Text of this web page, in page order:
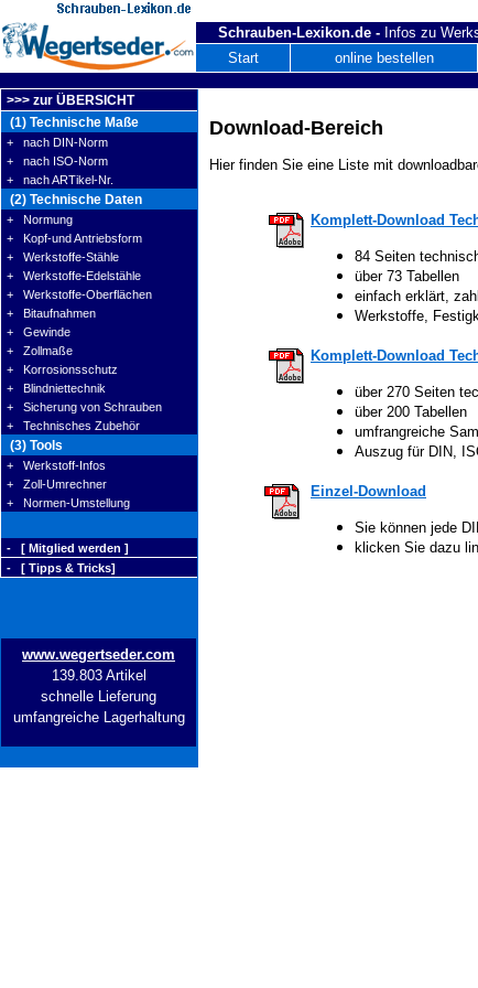
Schrauben-Lexikon.de - Infos zu
Start
online bestellen
>>> zur ÜBERSICHT
(1) Technische Maße
+ nach DIN-Norm
+ nach ISO-Norm
+ nach ARTikel-Nr.
(2) Technische Daten
+ Normung
+ Kopf-und Antriebsform
+ Werkstoffe-Stähle
+ Werkstoffe-Edelstähle
+ Werkstoffe-Oberflächen
+ Bitaufnahmen
+ Gewinde
+ Zollmaße
+ Korrosionsschutz
+ Blindniettechnik
+ Sicherung von Schrauben
+ Technisches Zubehör
(3) Tools
+ Werkstoff-Infos
+ Zoll-Umrechner
+ Normen-Umstellung
- [ Mitglied werden ]
- [ Tipps & Tricks]
www.wegertseder.com
139.803 Artikel
schnelle Lieferung
umfangreiche Lagerhaltung
Download-Bereich
Hier finden Sie eine Liste mit
Komplett-Download
84 Seiten
über 73 Tabellen
einfach erklärt,
Werkstoffe,
Komplett-Download
über 270 Seiten
über 200 Tabellen
umfrangreiche
Auszug für DIN,
Einzel-Download
Sie können jede
klicken Sie dazu